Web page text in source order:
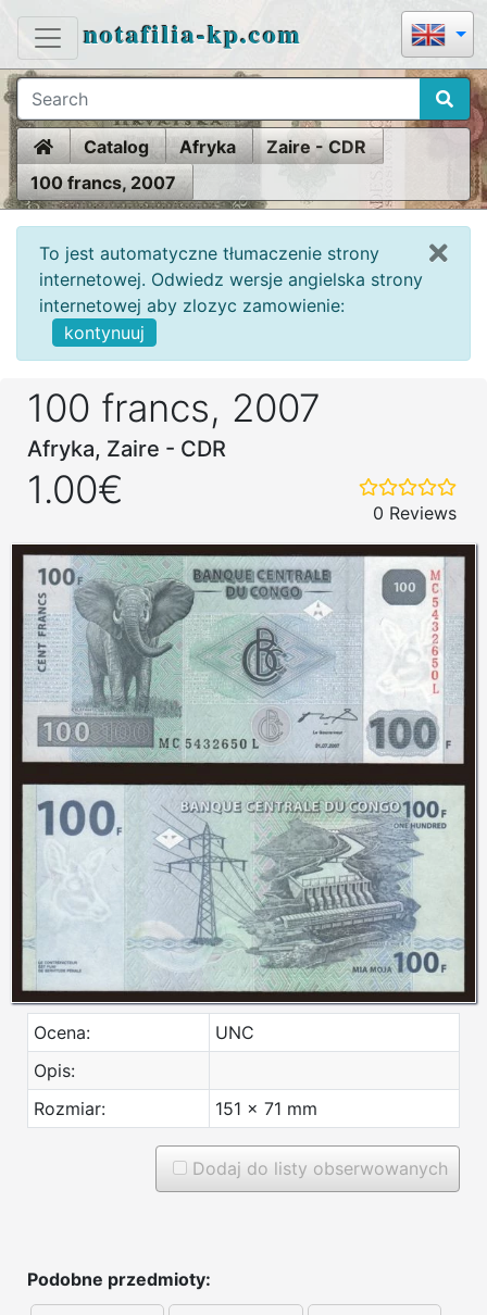
notafilia-kp.com
HomeCatalog Afryka
Zaire - CDR
100 francs, 2007
To jest automatyczne tłumaczenie strony
internetowej. Odwiedz wersje angielska strony
internetowej aby zlozyc zamowienie:
kontynuuj
100 francs, 2007
Afryka, Zaire - CDR
1.00€
0 Reviews
Ocena:
UNC
Opis:
Rozmiar:
151 x 71 mm
Dodaj do listy obserwowanych
Podobne przedmioty: